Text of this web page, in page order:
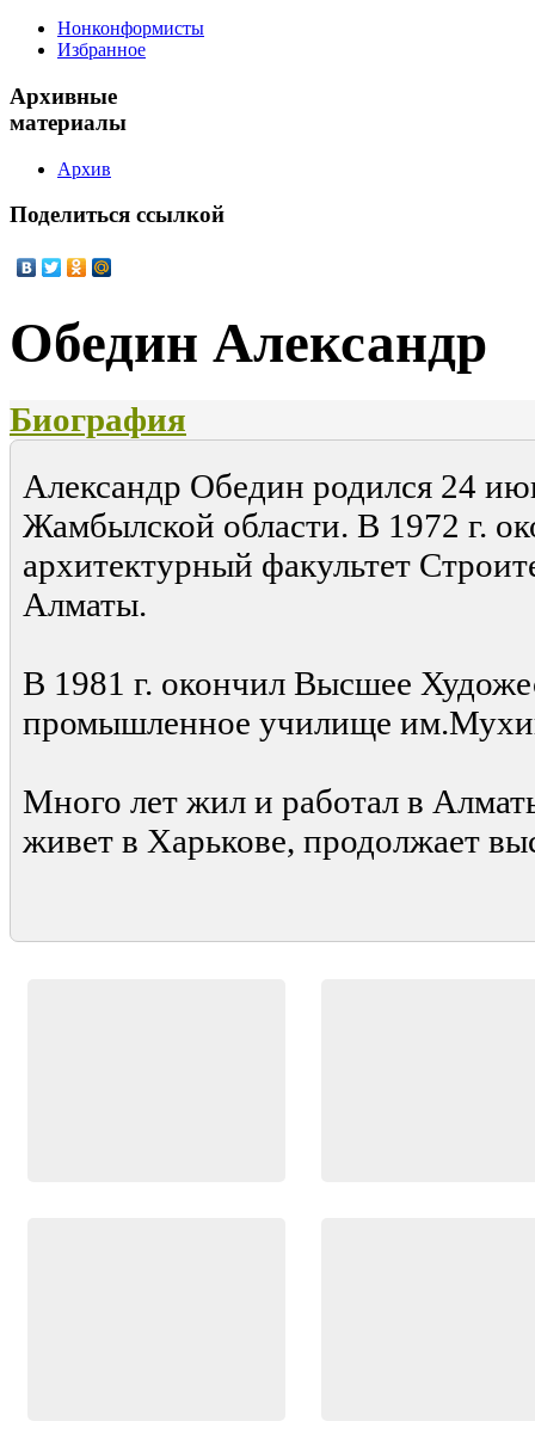
Нонконформисты
Избранное
Архивные
материалы
Архив
Поделиться ссылкой
Обедин Александр
Биография
Александр Обедин родился 24
Жамбылской области. В 1972 г.
архитектурный факультет
Алматы.
В 1981 г. окончил Высшее
промышленное училище
Много лет жил и работал в
живет в Харькове, продолжает